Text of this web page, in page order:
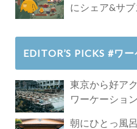
にシェア&サ
EDITOR’S PICKS #ワ
東京から好ア
ワーケーショ
朝にひとっ風